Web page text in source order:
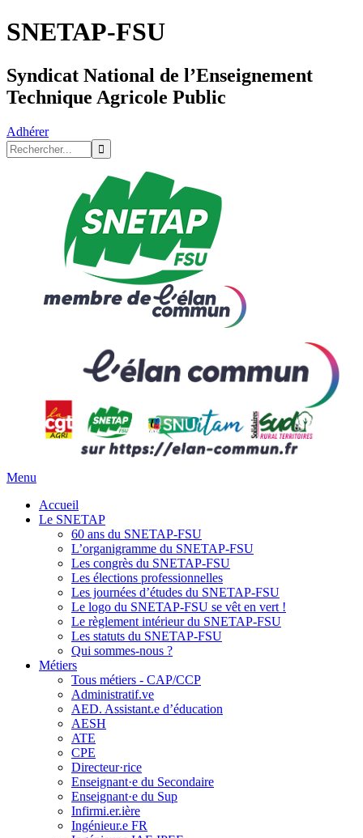
SNETAP-FSU
Syndicat National de l’Enseignement
Technique Agricole Public
Adhérer
Menu
Accueil
Le SNETAP
60 ans du SNETAP-FSU
L’organigramme du SNETAP-FSU
Les congrès du SNETAP-FSU
Les élections professionnelles
Les journées d’études du SNETAP-FSU
Le logo du SNETAP-FSU se vêt en vert !
Le règlement intérieur du SNETAP-FSU
Les statuts du SNETAP-FSU
Qui sommes-nous ?
Métiers
Tous métiers - CAP/CCP
Administratif.ve
AED. Assistant.e d’éducation
AESH
ATE
CPE
Directeur·rice
Enseignant·e du Secondaire
Enseignant·e du Sup
Infirmi.er.ière
Ingénieur.e FR